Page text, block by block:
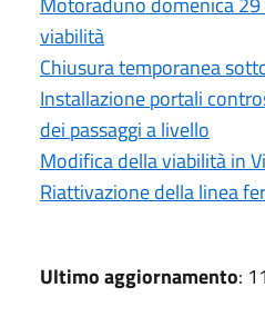
viabilità
Chiusura temporanea
Installazione portali
dei passaggi a livello
Modifica della viabilità in
Riattivazione della linea
Ultimo aggiornamento: